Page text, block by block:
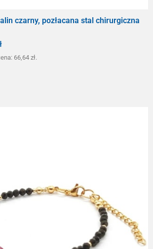
czarny, pozłacana stal chirurgiczna
66,64 zł.